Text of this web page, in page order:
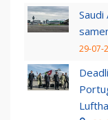
29-07-